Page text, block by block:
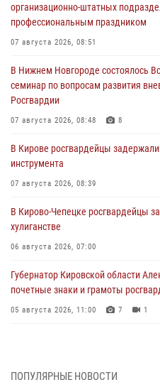
организационно-штатных
профессиональным праздником
07 августа 2026, 08:51
В Нижнем Новгороде состоялось
семинар по вопросам развития
Росгвардии
07 августа 2026, 08:48 8
В Кирове росгвардейцы
инструмента
07 августа 2026, 08:39
В Кирово-Чепецке росгвардейцы
хулиганстве
06 августа 2026, 07:00
Губернатор Кировской области
почетные знаки и грамоты
05 августа 2026, 11:00 7 1
04 августа 2026, 09:30
ПОПУЛЯРНЫЕ НОВОСТИ